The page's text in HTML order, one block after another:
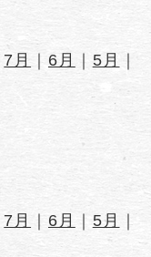
7月 ｜ 6月 ｜ 5月
｜
7月 ｜ 6月 ｜ 5月
｜